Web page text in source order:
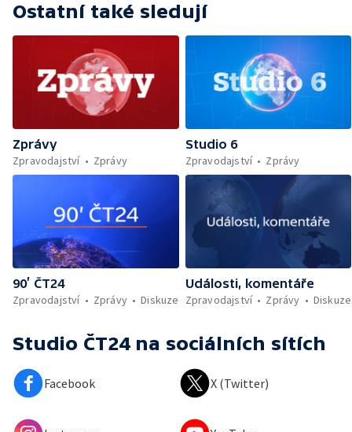
Ostatní také sledují
Zprávy
Zpravodajství
Zprávy
Studio 6
Zpravodajství
Zprávy
90’ ČT24
Zpravodajství
Zprávy Diskuze
Události, komentáře
Zpravodajství
Zprávy Diskuze
Studio ČT24 na sociálních sítích
Facebook X (Twitter)